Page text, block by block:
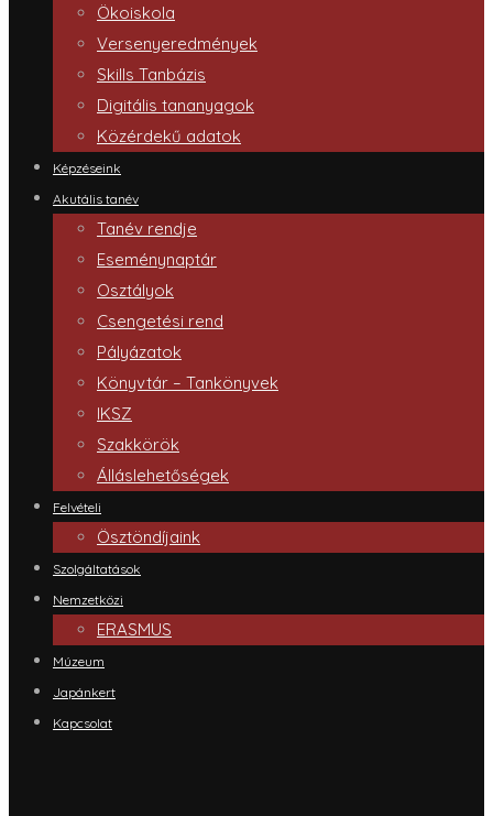
Ökoiskola
Versenyeredmények
Skills Tanbázis
Digitális tananyagok
Közérdekű adatok
Képzéseink
Akutális tanév
Tanév rendje
Eseménynaptár
Osztályok
Csengetési rend
Pályázatok
Könyvtár – Tankönyvek
IKSZ
Szakkörök
Álláslehetőségek
Felvételi
Ösztöndíjaink
Szolgáltatások
Nemzetközi
ERASMUS
Múzeum
Japánkert
Kapcsolat